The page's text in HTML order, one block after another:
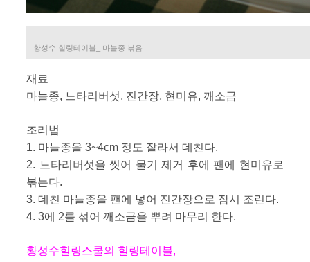
황성수 힐링테이블_ 마늘종 볶음
재료
마늘종, 느타리버섯, 진간장, 현미유, 깨소금
조리법
1. 마늘종을 3~4cm 정도 잘라서 데친다.
2. 느타리버섯을 씻어 물기 제거 후에 팬에 현미유로
볶는다.
3. 데친 마늘종을 팬에 넣어 진간장으로 잠시 조린다.
4. 3에 2를 섞어 깨소금을 뿌려 마무리 한다.
황성수힐링스쿨의 힐링테이블,